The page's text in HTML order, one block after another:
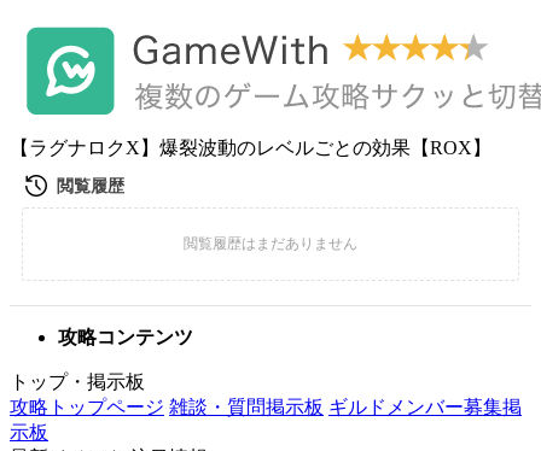
【ラグナロクX】爆裂波動のレベルごとの効果【ROX】
攻略コンテンツ
トップ・掲示板
攻略トップページ 雑談・質問掲示板 ギルドメンバー募集掲
示板